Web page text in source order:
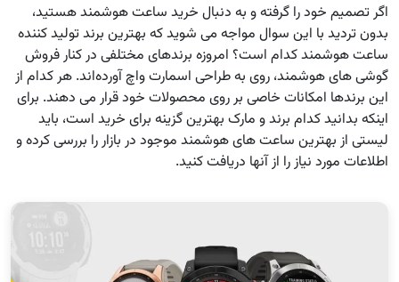
اگر تصمیم خود را گرفته و به دنبال خرید ساعت هوشمند هستید،
بدون تردید با این سوال مواجه می شوید که بهترین برند تولید کننده
ساعت هوشمند کدام است؟ امروزه برندهای مختلفی در کنار فروش
گوشی های هوشمند، روی به طراحی اسمارت واچ آورده‌اند. هر کدام از
این برندها امکانات خاصی بر روی محصولات خود قرار می دهند. برای
اینکه بدانید کدام برند و مارک بهترین گزینه برای خرید است، باید
لیستی از بهترین ساعت های هوشمند موجود در بازار را بررسی کرده و
اطلاعات مورد نیاز را از آنها دریافت کنید.